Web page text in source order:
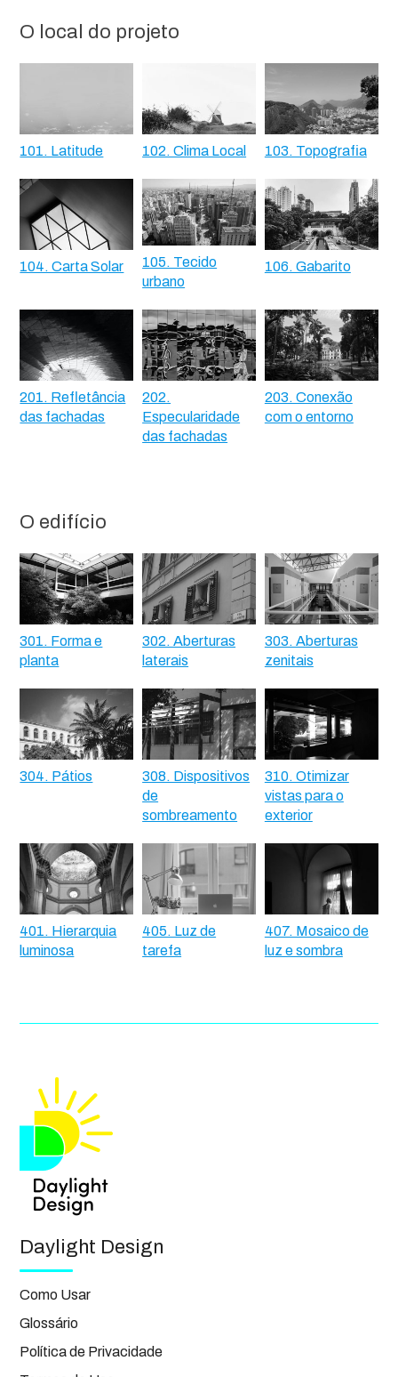
O local do projeto
101. Latitude 102. Clima Local 103. Topografia
104. Carta Solar
105. Tecido
urbano
106. Gabarito
201. Refletância
das fachadas
202.
Especularidade
das fachadas
203. Conexão
com o entorno
O edifício
301. Forma e
planta
302. Aberturas
laterais
303. Aberturas
zenitais
304. Pátios
308. Dispositivos
de
sombreamento
310. Otimizar
vistas para o
exterior
401. Hierarquia
luminosa
405. Luz de
tarefa
407. Mosaico de
luz e sombra
Daylight Design
Como Usar
Glossário
Política de Privacidade